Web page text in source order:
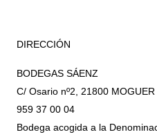
DIRECCIÓN
BODEGAS SÁENZ
C/ Osario nº2, 21800 MOGUER
959 37 00 04
Bodega acogida a la